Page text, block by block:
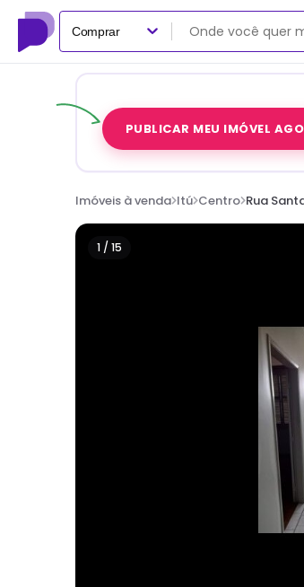
Comprar
PUBLICAR MEU IMÓVEL
Imóveis à venda Itú Centro Rua
1 / 15